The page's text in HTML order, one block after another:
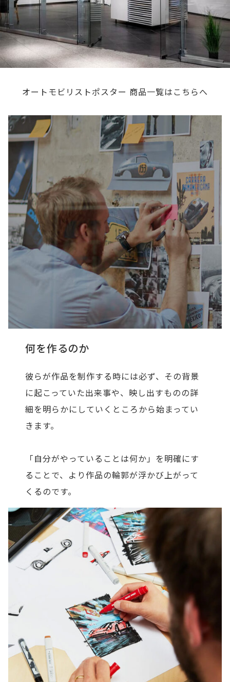
オートモビリストポスター 商品一覧はこちらへ
何を作るのか
彼らが作品を制作する時には必ず、その背景
に起こっていた出来事や、映し出すものの詳
細を明らかにしていくところから始まってい
きます。
「自分がやっていることは何か」を明確にす
ることで、より作品の輪郭が浮かび上がって
くるのです。